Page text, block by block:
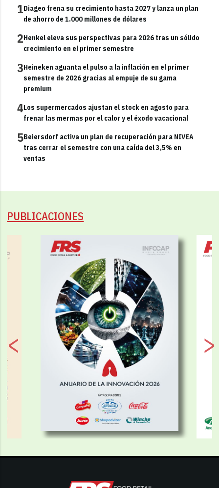
1Diageo frena su crecimiento hasta 2027 y lanza un plan
de ahorro de 1.000 millones de dólares
2Henkel eleva sus perspectivas para 2026 tras un sólido
crecimiento en el primer semestre
3Heineken aguanta el pulso a la inflación en el primer
semestre de 2026 gracias al empuje de su gama
premium
4Los supermercados ajustan el stock en agosto para
frenar las mermas por el calor y el éxodo vacacional
5Beiersdorf activa un plan de recuperación para NIVEA
tras cerrar el semestre con una caída del 3,5% en
ventas
PUBLICACIONES